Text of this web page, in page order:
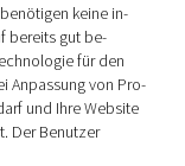
keine in­
bereits gut be­
für den
Anpassung von Pro­
und Ihre Web­site
Der Be­nutzer